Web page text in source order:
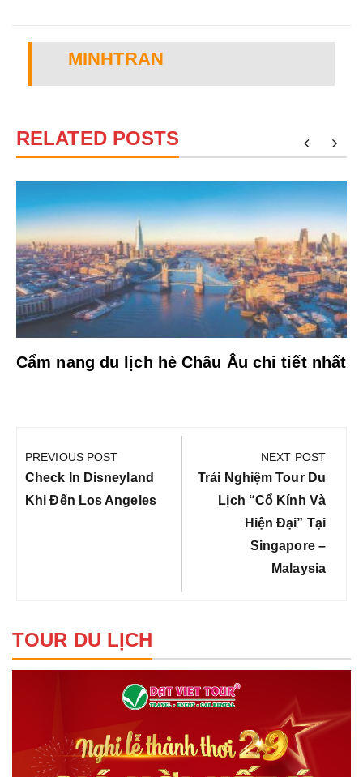
MINHTRAN
RELATED POSTS
Cẩm nang du lịch hè Châu Âu chi tiết nhất
hướng
bài
viết
PREVIOUS POST
Previous
Post:
Check In Disneyland
Khi Đến Los Angeles
NEXT POST
Next
Post:
Trải Nghiệm Tour Du
Lịch “cổ Kính Và
Hiện Đại” Tại
Singapore –
Malaysia
TOUR DU LỊCH